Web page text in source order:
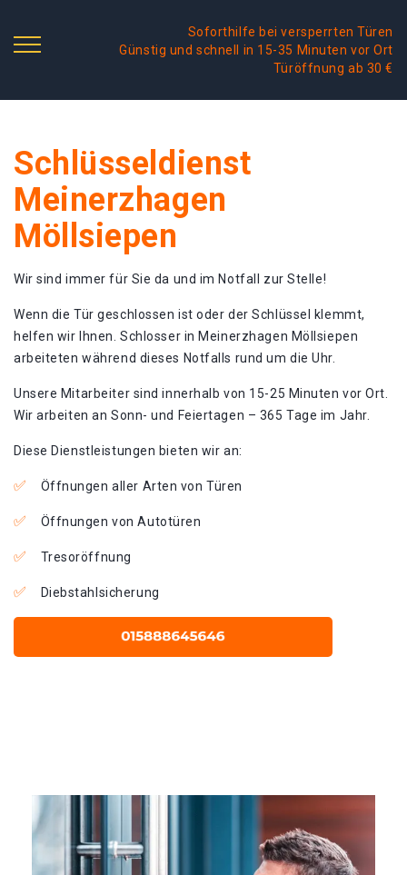
Soforthilfe bei versperrten Türen
Günstig und schnell in 15-35 Minuten vor Ort
Türöffnung ab 30 €
Schlüsseldienst
Meinerzhagen
Möllsiepen
Wir sind immer für Sie da und im Notfall zur Stelle!
Wenn die Tür geschlossen ist oder der Schlüssel klemmt,
helfen wir Ihnen. Schlosser in Meinerzhagen Möllsiepen
arbeiteten während dieses Notfalls rund um die Uhr.
Unsere Mitarbeiter sind innerhalb von 15-25 Minuten vor Ort.
Wir arbeiten an Sonn- und Feiertagen – 365 Tage im Jahr.
Diese Dienstleistungen bieten wir an:
Öffnungen aller Arten von Türen
Öffnungen von Autotüren
Tresoröffnung
Diebstahlsicherung